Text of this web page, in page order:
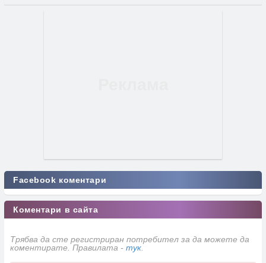
Facebook коментари
Коментари в сайта
Трябва да сте регистриран потребител за да можете да
коментирате. Правилата - тук